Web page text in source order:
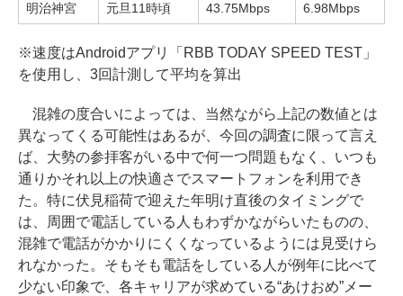
明治神宮 元旦11時頃 43.75Mbps 6.98Mbps
※速度はAndroidアプリ「RBB TODAY SPEED TEST」
を使用し、3回計測して平均を算出
混雑の度合いによっては、当然ながら上記の数値とは
異なってくる可能性はあるが、今回の調査に限って言え
ば、大勢の参拝客がいる中で何一つ問題もなく、いつも
通りかそれ以上の快適さでスマートフォンを利用でき
た。特に伏見稲荷で迎えた年明け直後のタイミングで
は、周囲で電話している人もわずかながらいたものの、
混雑で電話がかかりにくくなっているようには見受けら
れなかった。そもそも電話をしている人が例年に比べて
少ない印象で、各キャリアが求めている“あけおめ”メー